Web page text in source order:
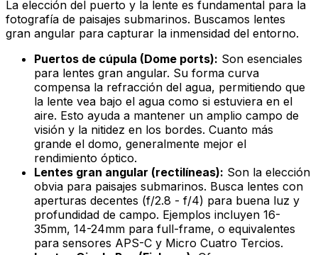
La elección del puerto y la lente es fundamental para la
fotografía de paisajes submarinos. Buscamos lentes
gran angular para capturar la inmensidad del entorno.
Puertos de cúpula (Dome ports): Son esenciales
para lentes gran angular. Su forma curva
compensa la refracción del agua, permitiendo que
la lente vea bajo el agua como si estuviera en el
aire. Esto ayuda a mantener un amplio campo de
visión y la nitidez en los bordes. Cuanto más
grande el domo, generalmente mejor el
rendimiento óptico.
Lentes gran angular (rectilíneas): Son la elección
obvia para paisajes submarinos. Busca lentes con
aperturas decentes (f/2.8 - f/4) para buena luz y
profundidad de campo. Ejemplos incluyen 16-
35mm, 14-24mm para full-frame, o equivalentes
para sensores APS-C y Micro Cuatro Tercios.